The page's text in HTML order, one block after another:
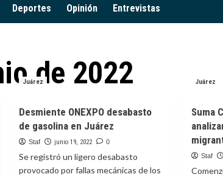
Deportes Opinión Entrevistas
de 2022
Juárez
Desmiente ONEXPO desabasto
de gasolina en Juárez
Staf junio 19, 2022 0
Se registró un ligero desabasto
provocado por fallas mecánicas de los
Juárez
Suma
Staf